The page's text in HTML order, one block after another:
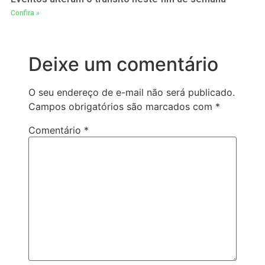
Confira »
Deixe um comentário
O seu endereço de e-mail não será publicado.
Campos obrigatórios são marcados com *
Comentário *